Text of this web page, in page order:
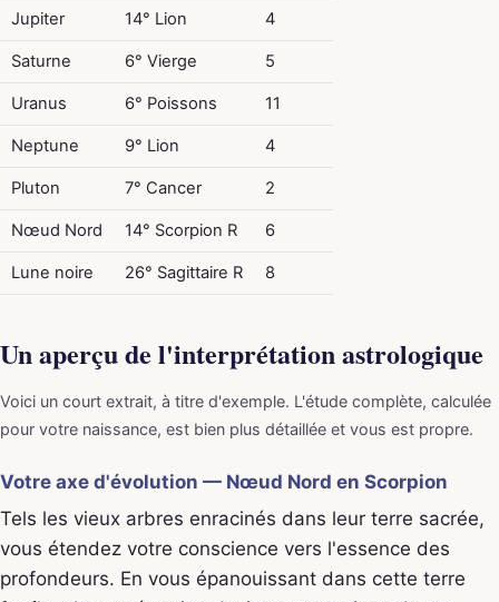
Jupiter 14° Lion 4
Saturne 6° Vierge 5
Uranus 6° Poissons 11
Neptune 9° Lion 4
Pluton 7° Cancer 2
Nœud Nord 14° Scorpion R 6
Lune noire 26° Sagittaire R 8
Un aperçu de l'interprétation astrologique
Voici un court extrait, à titre d'exemple. L'étude complète, calculée
pour votre naissance, est bien plus détaillée et vous est propre.
Votre axe d'évolution — Nœud Nord en Scorpion
Tels les vieux arbres enracinés dans leur terre sacrée,
vous étendez votre conscience vers l'essence des
profondeurs. En vous épanouissant dans cette terre